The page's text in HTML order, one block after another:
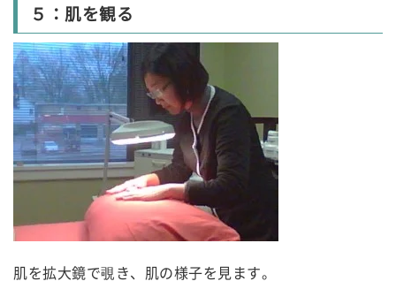
５：肌を観る
肌を拡大鏡で覗き、肌の様子を見ます。